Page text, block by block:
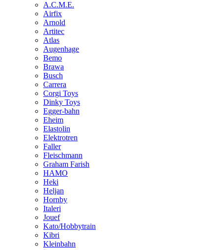
A.C.M.E.
Airfix
Arnold
Artitec
Atlas
Augenhage
Bemo
Brawa
Busch
Carrera
Corgi Toys
Dinky Toys
Egger-bahn
Eheim
Elastolin
Elektrotren
Faller
Fleischmann
Graham Farish
HAMO
Heki
Heljan
Hornby
Italeri
Jouef
Kato/Hobbytrain
Kibri
Kleinbahn